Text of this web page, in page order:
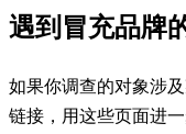
遇到冒充品牌
如果你调查的对象涉
链接，用这些页面进一